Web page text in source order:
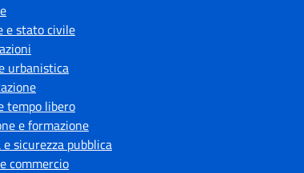
e stato civile
urbanistica
tempo libero
e formazione
sicurezza pubblica
commercio